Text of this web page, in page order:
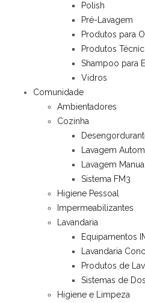
Polish
Pré-Lavagem
Produtos para
Produtos
Shampoo para
Vidros
Comunidade
Ambientadores
Cozinha
Lavagem
Lavagem
Sistema FM3
Higiene Pessoal
Impermeabilizantes
Lavandaria
Equipamentos
Lavandaria
Produtos de
Sistemas de
Higiene e Limpeza